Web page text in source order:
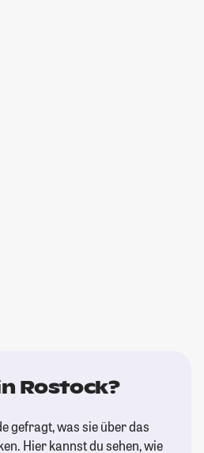
Rostock?
gefragt, was sie über das
Hier kannst du sehen, wie